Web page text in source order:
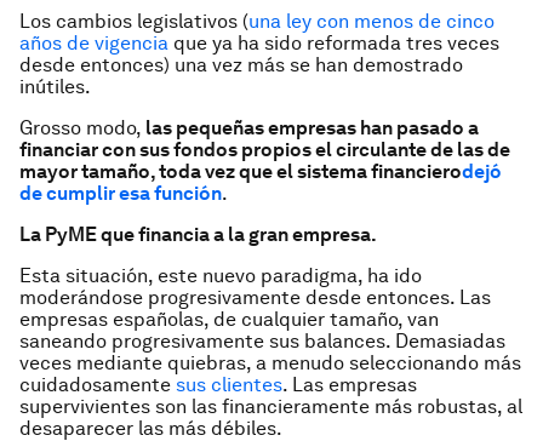
Los cambios legislativos (una ley con menos de cinco
años de vigencia que ya ha sido reformada tres veces
desde entonces) una vez más se han demostrado
inútiles.
Grosso modo, las pequeñas empresas han pasado a
financiar con sus fondos propios el circulante de las de
mayor tamaño, toda vez que el sistema financierodejó
de cumplir esa función.
La PyME que financia a la gran empresa.
Esta situación, este nuevo paradigma, ha ido
moderándose progresivamente desde entonces. Las
empresas españolas, de cualquier tamaño, van
saneando progresivamente sus balances. Demasiadas
veces mediante quiebras, a menudo seleccionando más
cuidadosamente sus clientes. Las empresas
supervivientes son las financieramente más robustas, al
desaparecer las más débiles.